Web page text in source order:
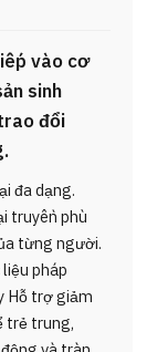
vào cơ
sinh
đổi
đa dạng.
truyền phù
từng người.
pháp
Hỗ trợ giảm
trẻ trung,